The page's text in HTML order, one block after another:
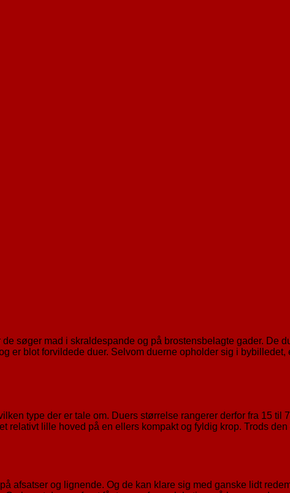
søger mad i skraldespande og på brostensbelagte gader. De
er blot forvildede duer. Selvom duerne opholder sig i
type der er tale om. Duers størrelse rangerer derfor fra 15
relativt lille hoved på en ellers kompakt og fyldig krop. Trods
afsatser og lignende. Og de kan klare sig med ganske lidt